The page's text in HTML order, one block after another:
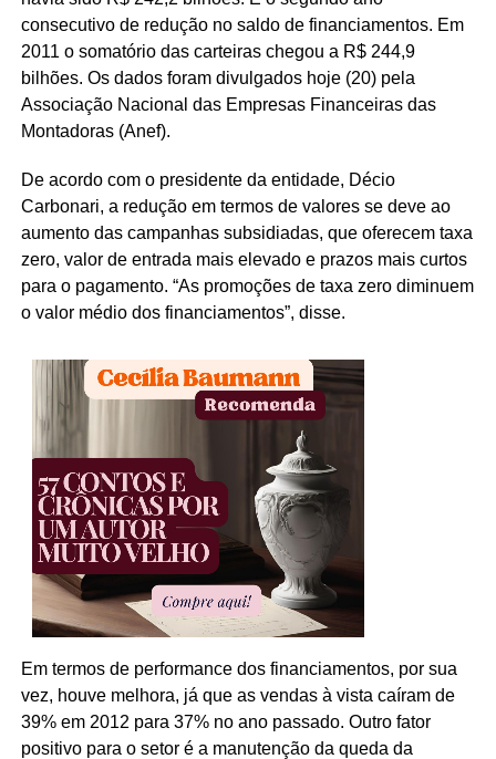
consecutivo de redução no saldo de financiamentos. Em
2011 o somatório das carteiras chegou a R$ 244,9
bilhões. Os dados foram divulgados hoje (20) pela
Associação Nacional das Empresas Financeiras das
Montadoras (Anef).
De acordo com o presidente da entidade, Décio
Carbonari, a redução em termos de valores se deve ao
aumento das campanhas subsidiadas, que oferecem taxa
zero, valor de entrada mais elevado e prazos mais curtos
para o pagamento. “As promoções de taxa zero diminuem
o valor médio dos financiamentos”, disse.
Em termos de performance dos financiamentos, por sua
vez, houve melhora, já que as vendas à vista caíram de
39% em 2012 para 37% no ano passado. Outro fator
positivo para o setor é a manutenção da queda da